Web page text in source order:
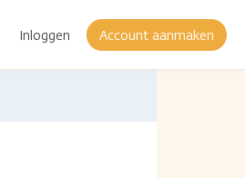
Inloggen Account aanmaken